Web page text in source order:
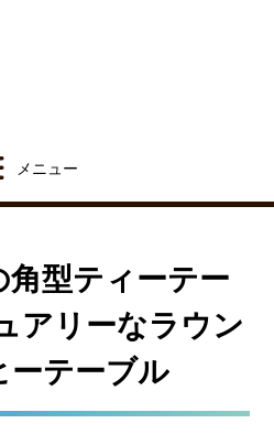
角型ティーテー
アリーなラウン
ーテーブル